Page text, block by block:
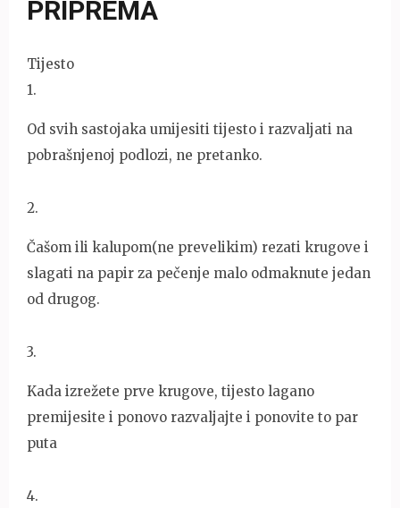
PRIPREMA
Tijesto
1.
Od svih sastojaka umijesiti tijesto i razvaljati na
pobrašnjenoj podlozi, ne pretanko.
2.
Čašom ili kalupom(ne prevelikim) rezati krugove i
slagati na papir za pečenje malo odmaknute jedan
od drugog.
3.
Kada izrežete prve krugove, tijesto lagano
premijesite i ponovo razvaljajte i ponovite to par
puta
4.